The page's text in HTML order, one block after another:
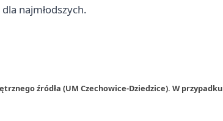
najmłodszych.
źródła (UM Czechowice-Dziedzice). W przypadku